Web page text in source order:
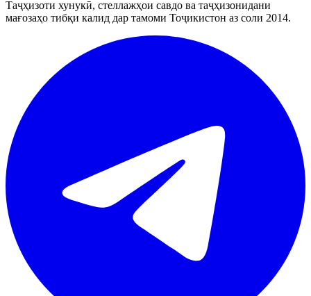
Таҷҳизоти хунукӣ, стеллажҳои савдо ва таҷҳизонидани
мағозаҳо тибқи калид дар тамоми Тоҷикистон аз соли 2014.